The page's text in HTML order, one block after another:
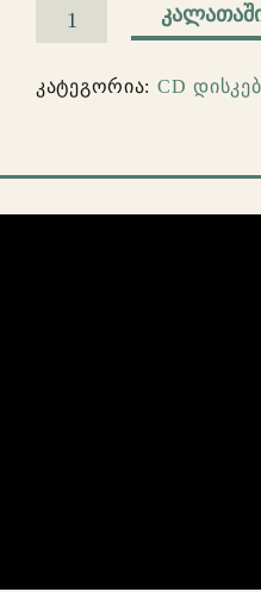
რაოდენობა:
Attack
კატეგორია: CD